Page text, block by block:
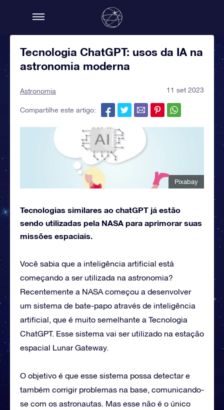
Tecnologia ChatGPT: usos da IA na
astronomia moderna
Astronomia 11 set 2023
Compartilhe este artigo:
Pixabay
Tecnologias similares ao chatGPT já estão
sendo utilizadas pela NASA para aprimorar suas
missões espaciais.
Você sabia que a inteligência artificial está
começando a ser utilizada na astronomia?
Recentemente a NASA começou a desenvolver
um sistema de bate-papo através de inteligência
artificial, que é muito semelhante a Tecnologia
ChatGPT. Esse sistema vai ser utilizado na estação
espacial Lunar Gateway.
O objetivo é que esse sistema possa detectar e
também corrigir problemas na base, comunicando-
se com os astronautas. Mas esse não é o único